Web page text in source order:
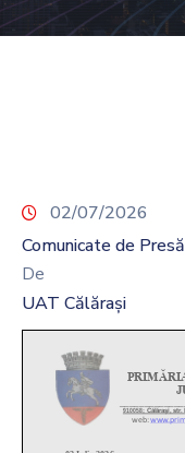
02/07/2026
Comunicate de Presă
De
UAT Călărași